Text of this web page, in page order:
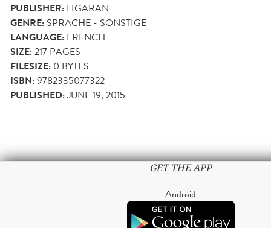
PUBLISHER: LIGARAN
GENRE: SPRACHE - SONSTIGE
LANGUAGE: FRENCH
SIZE:217 PAGES
FILESIZE: 0 BYTES
ISBN:9782335077322
PUBLISHED:JUNE 19, 2015
GET THE APP
Android